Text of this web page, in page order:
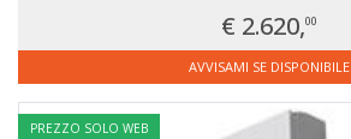
€ 2.620,00
AVVISAMI SE DISPONIBILE
PREZZO SOLO WEB